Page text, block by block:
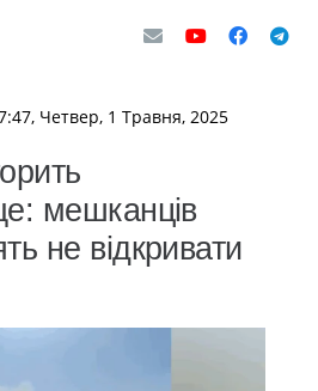
Четвер, 1 Травня, 2025
мешканців
не відкривати